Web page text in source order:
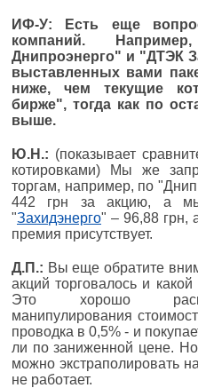
ИФ-У: Есть еще
компаний.
Днипроэнерго" и "ДТЭК
выставленных вами
ниже, чем текущие
бирже", тогда как по
выше.
Ю.Н.: (показывает
котировками) Мы же
торгам, например, по
442 грн за акцию, а
"Захидэнерго" – 96,88 грн,
премия присутствует.
Д.П.: Вы еще обратите
акций торговалось и
Это хорошо
манипулирования
проводка в 0,5% - и
ли по заниженной цене. Но
можно экстраполировать
не работает.